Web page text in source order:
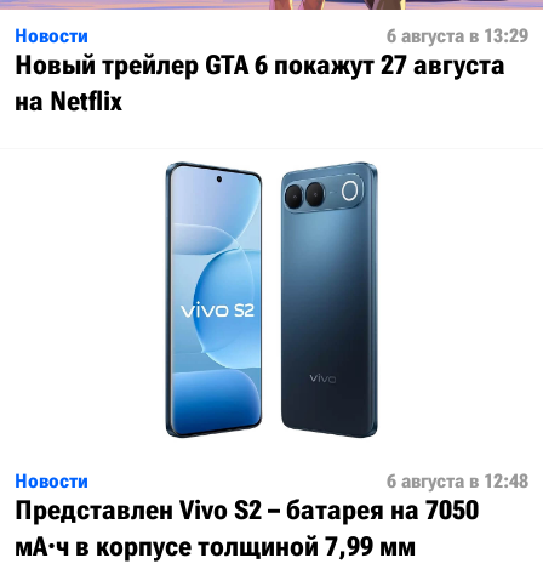
Новости 6 августа в 13:29
Новый трейлер GTA 6 покажут 27 августа
на Netflix
Новости 6 августа в 12:48
Представлен Vivo S2 – батарея на 7050
мА·ч в корпусе толщиной 7,99 мм